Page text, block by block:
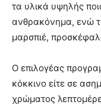
τα υλικά υψηλής
ανθρακόνημα, ενώ
μαρσπιέ,
Ο επιλογέας
κόκκινο είτε σε
χρώματος